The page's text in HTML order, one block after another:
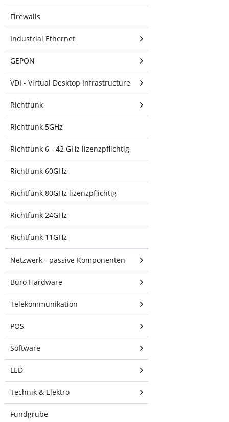
Firewalls
Industrial Ethernet
GEPON
VDI - Virtual Desktop Infrastructure
Richtfunk
Richtfunk 5GHz
Richtfunk 6 - 42 GHz lizenzpflichtig
Richtfunk 60GHz
Richtfunk 80GHz lizenzpflichtig
Richtfunk 24GHz
Richtfunk 11GHz
Netzwerk - passive Komponenten
Büro Hardware
Telekommunikation
POS
Software
LED
Technik & Elektro
Fundgrube
BaseStation-
Sektorantenne für Point-
to-MultiPoint (PtMP)-
Netzwerke....
Produktinformationen
"Ubiquiti airMAX
AC 5 GHz, 22 dBi,
45° Sektor"
Sektorantenne für Point-
Netzwerke.
2x2 Dual-
Polaritätsleistung
im Außenbereich
Kompatibel mit Rocket
Prism 5AC
Technische
Spezifikationen